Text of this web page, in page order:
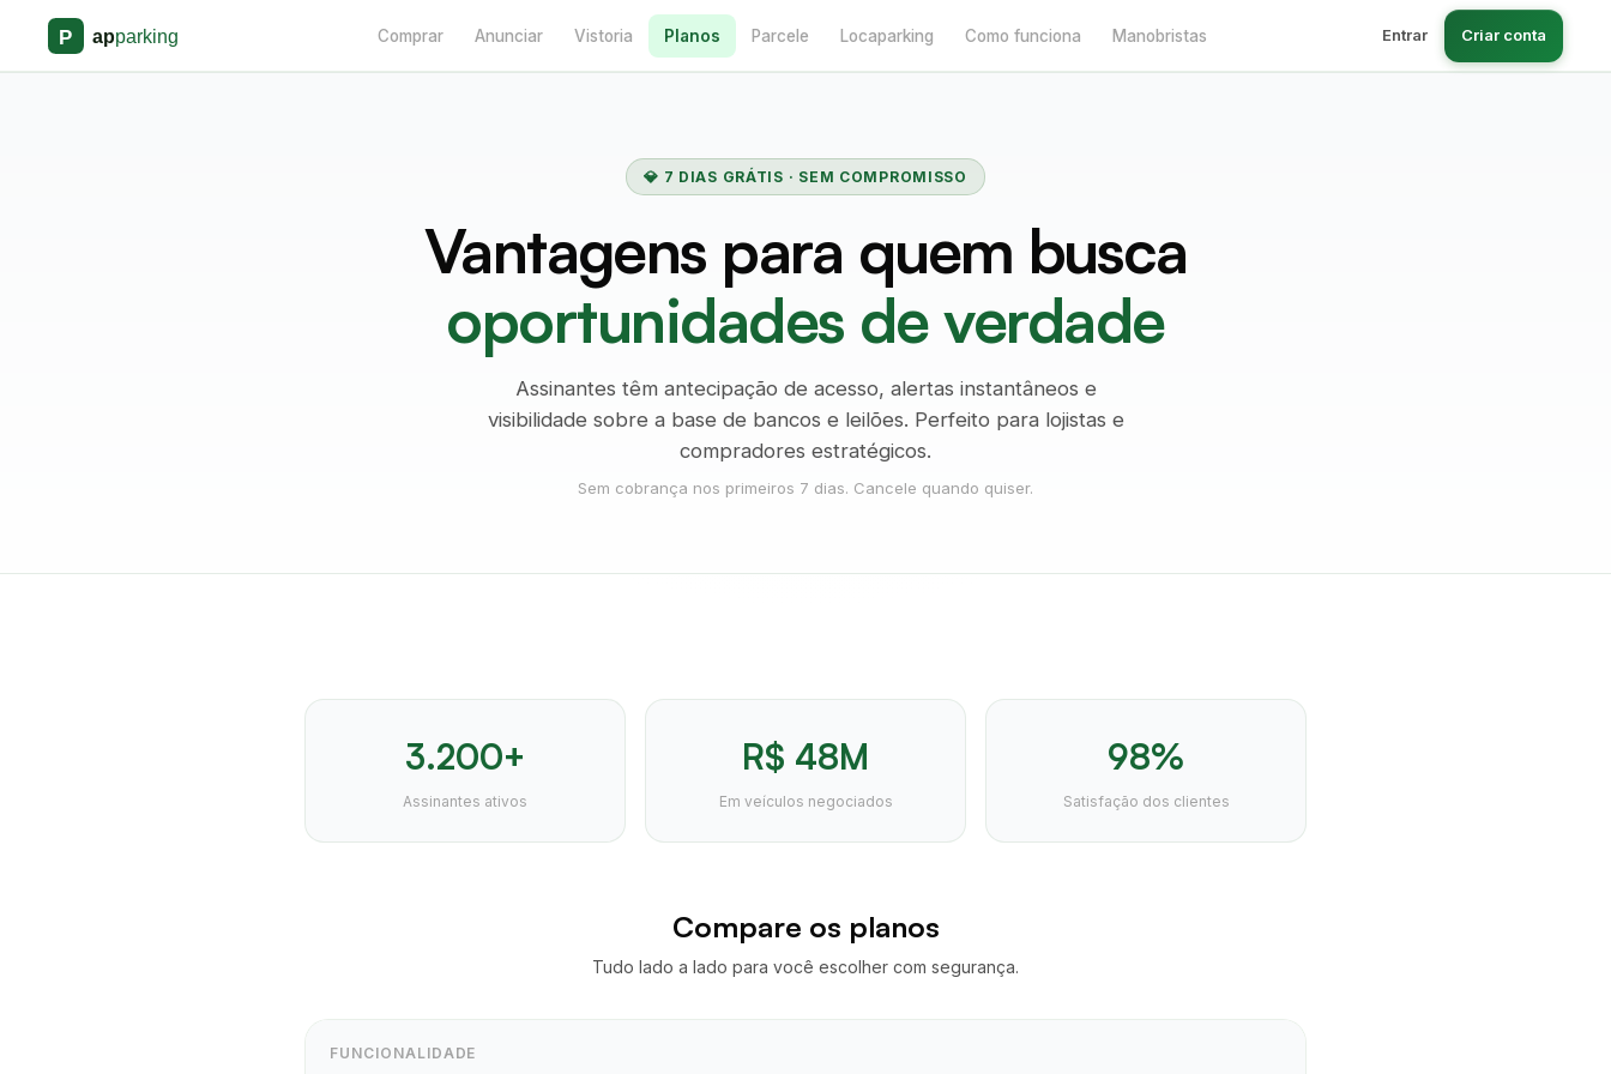
Comprar Anunciar Vistoria Planos Parcele Locaparking Como funciona Manobristas Entrar Criar conta
💎 7 DIAS GRÁTIS · SEM COMPROMISSO
Vantagens para quem busca
oportunidades de verdade
Assinantes têm antecipação de acesso, alertas instantâneos e
visibilidade sobre a base de bancos e leilões. Perfeito para lojistas e
compradores estratégicos.
Sem cobrança nos primeiros 7 dias. Cancele quando quiser.
3.200+
Assinantes ativos
R$ 48M
Em veículos negociados
98%
Satisfação dos clientes
Compare os planos
Tudo lado a lado para você escolher com segurança.
FUNCIONALIDADE